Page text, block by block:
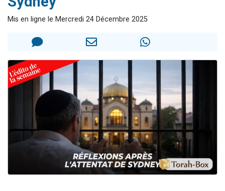
3 personnes viennent de faire un don pour 5 jours de vacances aux Orphelins
Mis en ligne le Mercredi 24 Décembre 2025